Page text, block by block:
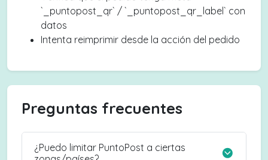
`_puntopost_qr` / `_puntopost_qr_label` con
datos
Intenta reimprimir desde la acción del pedido
Preguntas frecuentes
¿Puedo limitar PuntoPost a ciertas